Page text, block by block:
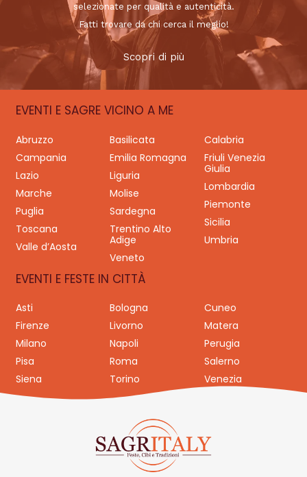
selezionate per qualità e autenticità.
Fatti trovare da chi cerca il meglio!
Scopri di più
EVENTI E SAGRE VICINO A ME
Abruzzo Basilicata
Calabria
Campania
Emilia Romagna
Friuli Venezia
Giulia
Lazio
Liguria
Lombardia
Marche
Molise
Piemonte
Puglia
Sardegna
Sicilia
Toscana
Trentino Alto
Adige
Umbria
Valle d’Aosta
Veneto
EVENTI E FESTE IN CITTÀ
Asti Bologna
Cuneo
Firenze
Livorno
Matera
Milano
Napoli
Perugia
Pisa
Roma
Salerno
Siena
Torino Venezia